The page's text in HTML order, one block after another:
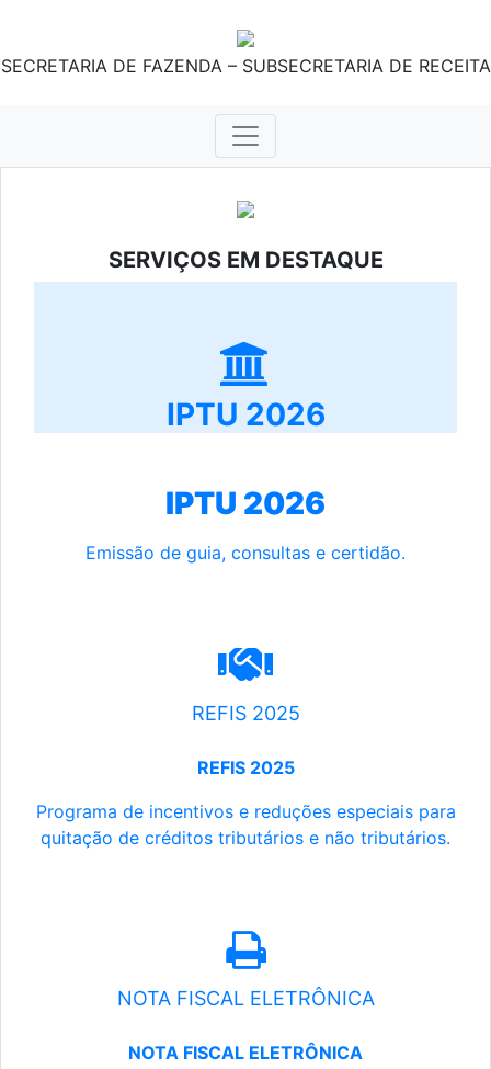
SECRETARIA DE FAZENDA – SUBSECRETARIA DE RECEITA
SERVIÇOS EM DESTAQUE
IPTU 2026
IPTU 2026
Emissão de guia, consultas e certidão.
REFIS 2025
REFIS 2025
Programa de incentivos e reduções especiais para
quitação de créditos tributários e não tributários.
NOTA FISCAL ELETRÔNICA
NOTA FISCAL ELETRÔNICA